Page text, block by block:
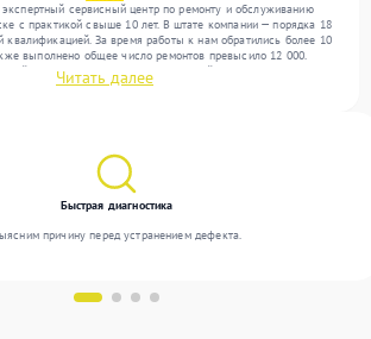
сервисный центр по ремонту и обслуживанию
с практикой свыше 10 лет. В штате компании — порядка 18
квалификацией. За время работы к нам обратились более 10
выполнено общее число ремонтов превысило 12 000.
центр поступает более 300 устройств, включая , , . Мы
сложности и гарантируем высокое качество обслуживания
Читать далее
Быстрая диагностика
причину перед устранением дефекта.